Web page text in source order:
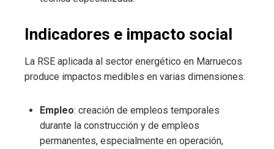
Indicadores e impacto social
La RSE aplicada al sector energético en Marruecos
produce impactos medibles en varias dimensiones:
Empleo: creación de empleos temporales
durante la construcción y de empleos
permanentes, especialmente en operación,